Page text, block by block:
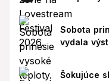
Sobota
vydala
Šokujúce